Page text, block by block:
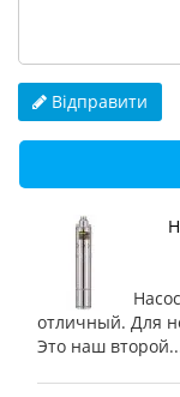
Відправити
отличный. Для
Это наш